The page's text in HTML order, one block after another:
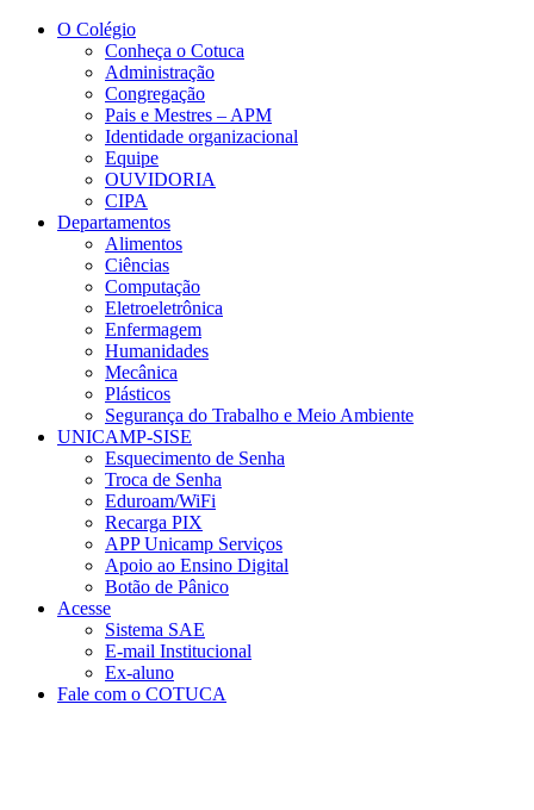
Conteúdo principal
O Colégio
Conheça o Cotuca
Administração
Congregação
Pais e Mestres – APM
Identidade organizacional
Equipe
OUVIDORIA
CIPA
Departamentos
Alimentos
Ciências
Computação
Eletroeletrônica
Enfermagem
Humanidades
Mecânica
Plásticos
Segurança do Trabalho e Meio Ambiente
UNICAMP-SISE
Esquecimento de Senha
Troca de Senha
Eduroam/WiFi
Recarga PIX
APP Unicamp Serviços
Apoio ao Ensino Digital
Botão de Pânico
Acesse
Sistema SAE
E-mail Institucional
Ex-aluno
Fale com o COTUCA